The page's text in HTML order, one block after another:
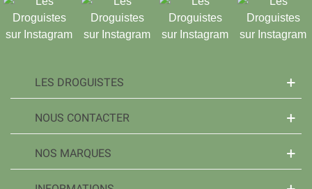
LES DROGUISTES
NOUS CONTACTER
NOS MARQUES